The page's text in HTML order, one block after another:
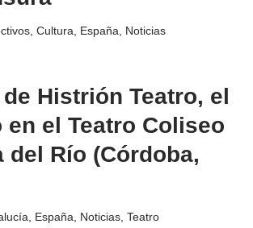
Cultura España Noticias
Histrión Teatro, el
en el Teatro Coliseo
del Río (Córdoba,
España Noticias Teatro